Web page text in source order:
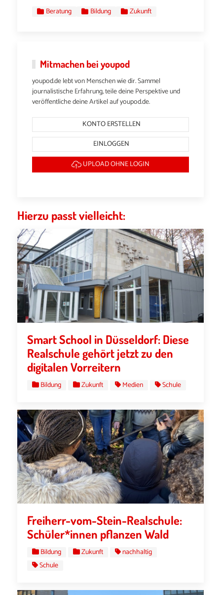
Beratung Bildung Zukunft
Mitmachen bei youpod
youpod.de lebt von Menschen wie dir. Sammel
journalistische Erfahrung, teile deine Perspektive und
veröffentliche deine Artikel auf youpod.de.
KONTO ERSTELLEN
EINLOGGEN
UPLOAD OHNE LOGIN
Hierzu passt vielleicht:
Smart School in Düsseldorf: Diese
Realschule gehört jetzt zu den
digitalen Vorreitern
Bildung Zukunft Medien Schule
Freiherr-vom-Stein-Realschule:
Schüler*innen pflanzen Wald
Bildung Zukunft
nachhaltig
Schule